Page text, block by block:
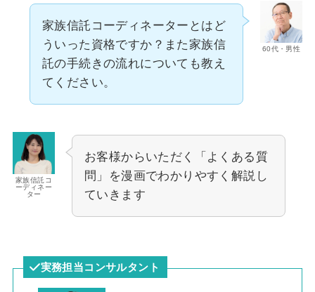
60代・男性
家族信託コーディネーターとはど
ういった資格ですか？また家族信
託の手続きの流れについても教え
てください。
家族信託コ
ーディネー
ター
お客様からいただく「よくある質
問」を漫画でわかりやすく解説し
ていきます
実務担当コンサルタント